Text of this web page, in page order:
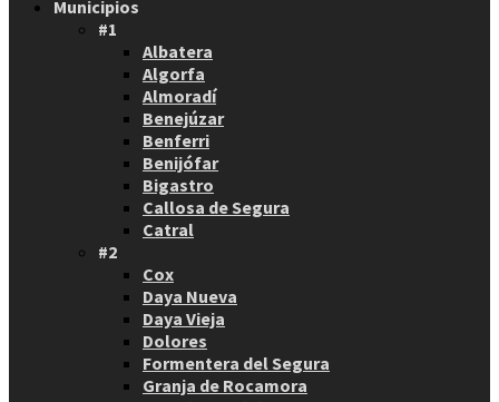
Municipios
#1
Albatera
Algorfa
Almoradí
Benejúzar
Benferri
Benijófar
Bigastro
Callosa de Segura
Catral
#2
Cox
Daya Nueva
Daya Vieja
Dolores
Formentera del Segura
Granja de Rocamora